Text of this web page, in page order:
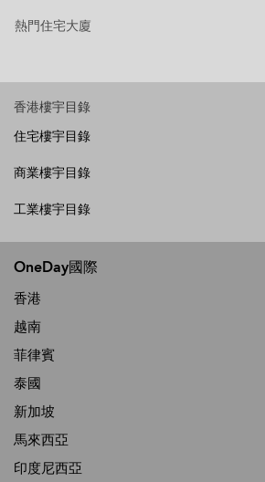
熱門住宅大廈
香港樓宇目錄
住宅樓宇目錄
商業樓宇目錄
工業樓宇目錄
OneDay國際
香港
越南
菲律賓
泰國
新加坡
馬來西亞
印度尼西亞